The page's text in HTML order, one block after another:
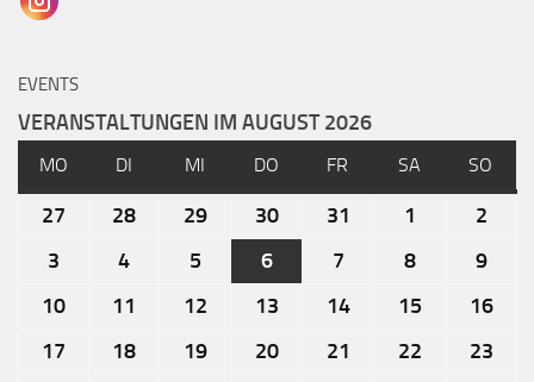
EVENTS
VERANSTALTUNGEN IM AUGUST 2026
MO DI MI DO FR SA SO
27 28 29 30 31 1
2
3
4 5 6 7 8
9
10
11 12 13 14 15
16
17
18 19 20 21 22
23